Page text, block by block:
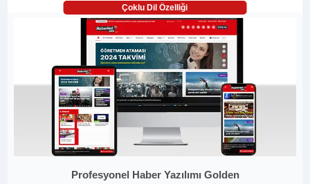
Çoklu Dil Özelliği
Profesyonel Haber Yazılımı Golden